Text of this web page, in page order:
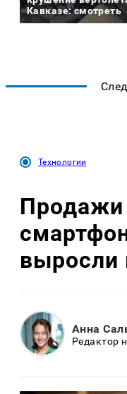
Кавказе: смотреть
Технологии
выросли
Анна
Редактор